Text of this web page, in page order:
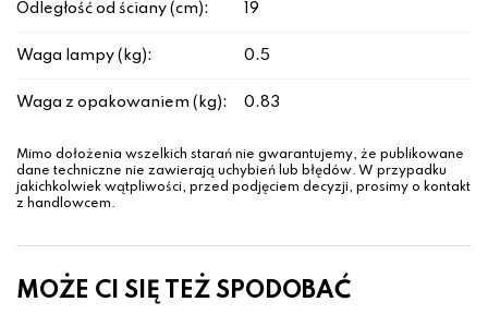
Odległość od ściany (cm): 19
Waga lampy (kg): 0.5
Waga z opakowaniem (kg): 0.83
Mimo dołożenia wszelkich starań nie gwarantujemy, że publikowane
dane techniczne nie zawierają uchybień lub błędów. W przypadku
jakichkolwiek wątpliwości, przed podjęciem decyzji, prosimy o kontakt
z handlowcem.
MOŻE CI SIĘ TEŻ SPODOBAĆ